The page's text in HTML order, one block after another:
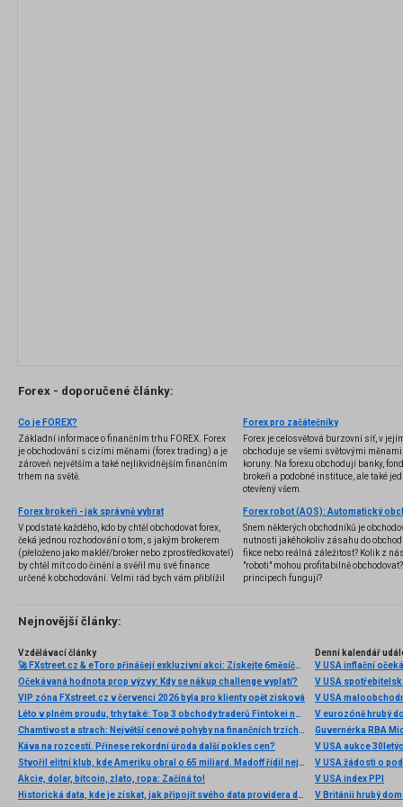
Forex - doporučené články:
Co je FOREX?
Základní informace o finančním trhu FOREX. Forex
je obchodování s cizími měnami (forex trading) a je
zároveň největším a také nejlikvidnějším finančním
trhem na světě.
Forex pro začátečníky
Forex je celosvětová burzovní síť, v
obchoduje se všemi světovými
koruny. Na forexu obchodují banky,
brokeři a podobné instituce, ale také
otevřený všem.
Forex brokeři - jak správně vybrat
V podstatě každého, kdo by chtěl obchodovat forex,
čeká jednou rozhodování o tom, s jakým brokerem
(přeloženo jako makléř/broker nebo zprostředkovatel)
by chtěl mít co do činění a svěřil mu své finance
určené k obchodování. Velmi rád bych vám přiblížil
několik příkladů nejznámějších z nich.
Snem některých obchodníků je
nutnosti jakéhokoliv zásahu do
fikce nebo reálná záležitost? Kolik z
"roboti" mohou profitabilně
principech fungují?
Nejnovější články:
Vzdělávací články
🚀 FXstreet.cz & eToro přinášejí exkluzivní akci: Získejte 6měsíční členství ve VIP zóně ZDARMA
Očekávaná hodnota prop výzvy: Kdy se nákup challenge vyplatí?
VIP zóna FXstreet.cz v červenci 2026 byla pro klienty opět zisková
Léto v plném proudu, trhy také: Top 3 obchody traderů Fintokei na indexech a zlatě
Chamtivost a strach: Největší cenové pohyby na finančních trzích (červenec 2026)
Káva na rozcestí. Přinese rekordní úroda další pokles cen?
Stvořil elitní klub, kde Ameriku obral o 65 miliard. Madoff řídil největší Ponzi dějin
Akcie, dolar, bitcoin, zlato, ropa: Začíná to!
Historická data, kde je získat, jak připojit svého data providera do MultiCharts a proč je budeme potřebovat? (4. díl)
Denní kalendář
V USA inflační
V USA
V USA
V eurozóně hrubý
Guvernérka RBA
V USA aukce
V USA žádosti o
V USA index PPI
V Británii hrubý